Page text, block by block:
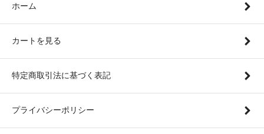
ホーム
カートを見る
特定商取引法に基づく表記
プライバシーポリシー